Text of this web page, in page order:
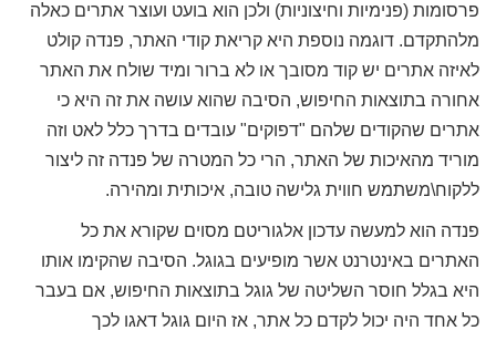
פרסומות (פנימיות וחיצוניות) ולכן הוא בועט ועוצר אתרים כאלה
מלהתקדם. דוגמה נוספת היא קריאת קודי האתר, פנדה קולט
לאיזה אתרים יש קוד מסובך או לא ברור ומיד שולח את האתר
אחורה בתוצאות החיפוש, הסיבה שהוא עושה את זה היא כי
אתרים שהקודים שלהם "דפוקים" עובדים בדרך כלל לאט וזה
מוריד מהאיכות של האתר, הרי כל המטרה של פנדה זה ליצור
ללקוח\משתמש חווית גלישה טובה, איכותית ומהירה.
פנדה הוא למעשה עדכון אלגוריטם מסוים שקורא את כל
האתרים באינטרנט אשר מופיעים בגוגל. הסיבה שהקימו אותו
היא בגלל חוסר השליטה של גוגל בתוצאות החיפוש, אם בעבר
כל אחד היה יכול לקדם כל אתר, אז היום גוגל דאגו לכך